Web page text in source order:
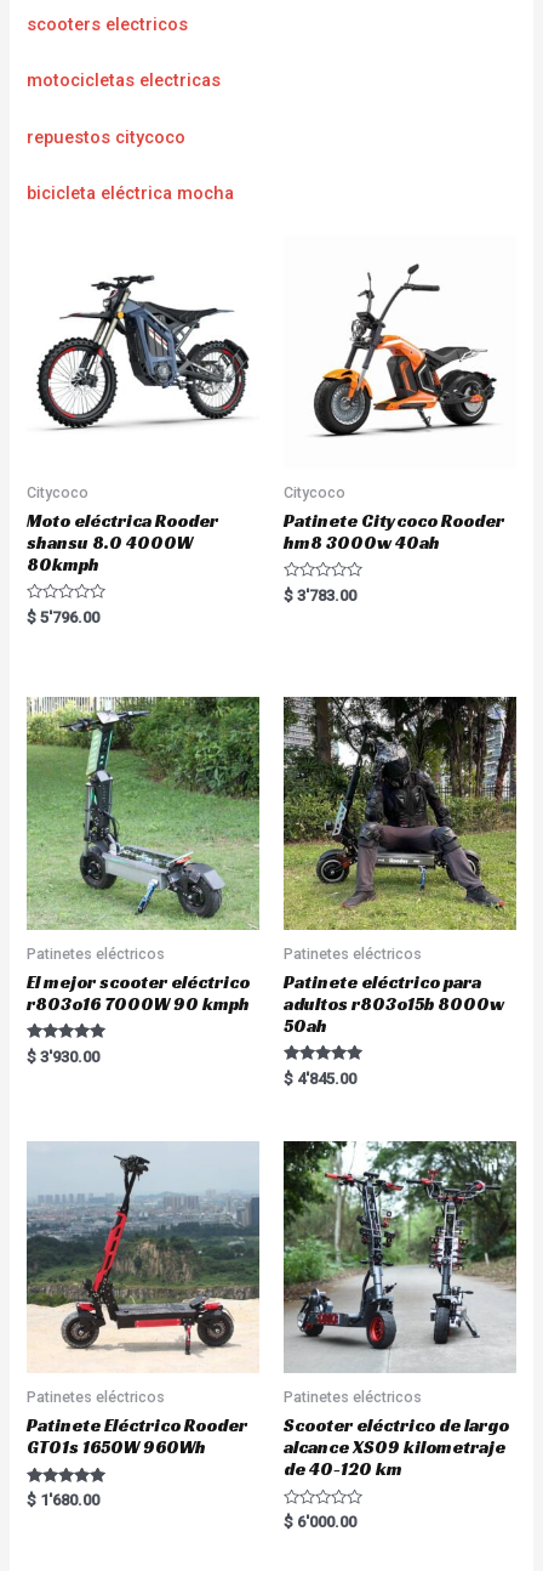
scooters electricos
motocicletas electricas
repuestos citycoco
bicicleta eléctrica mocha
Citycoco
Moto eléctrica Rooder
shansu 8.0 4000W
80kmph
R
a
o
u
t
o
f
$ 5'796.00
Citycoco
Patinete Citycoco Rooder
hm8 3000w 40ah
R
a
u
t
o
f
5
$ 3'783.00
Patinetes eléctricos
El mejor scooter eléctrico
r803o16 7000W 90 kmph
Rated
5.00
$ 3'930.00
Patinetes eléctricos
Patinete eléctrico para
adultos r803o15b 8000w
50ah
Rated
5.00
$ 4'845.00
Patinetes eléctricos
Patinete Eléctrico Rooder
GT01s 1650W 960Wh
Rated
5.00
$ 1'680.00
Patinetes eléctricos
Scooter eléctrico de largo
alcance XS09 kilometraje
de 40-120 km
R
a
$ 6'000.00